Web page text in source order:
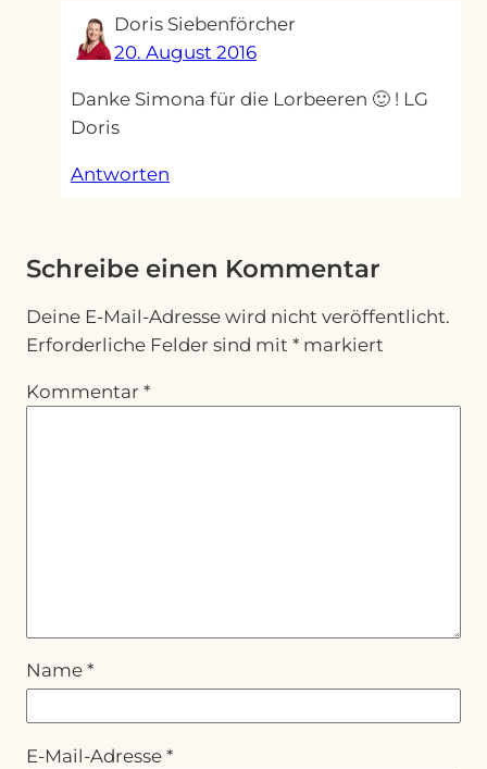
Doris Siebenförcher
20. August 2016
Danke Simona für die Lorbeeren 🙂 ! LG
Doris
Antworten
Schreibe einen Kommentar
Deine E-Mail-Adresse wird nicht veröffentlicht.
Erforderliche Felder sind mit * markiert
Kommentar *
Name *
E-Mail-Adresse *